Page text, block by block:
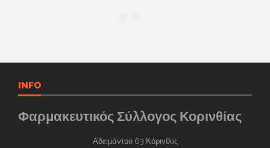
INFO
Φαρμακευτικός Σύλλογος Κορινθίας
Αδειμάντου 63 Κόρινθος